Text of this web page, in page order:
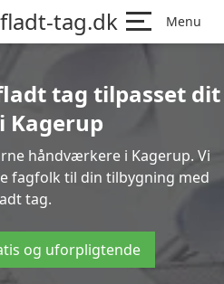
tag.dk Menu
tag tilpasset dit
Kagerup
håndværkere i Kagerup. Vi
fagfolk til din tilbygning med
tag.
og uforpligtende